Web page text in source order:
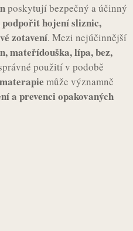
poskytují bezpečný a účinný
hojení sliznic,
zotavení. Mezi nejúčinnější
mateřídouška, lípa, bez,
použití v podobě
může významně
a prevenci opakovaných